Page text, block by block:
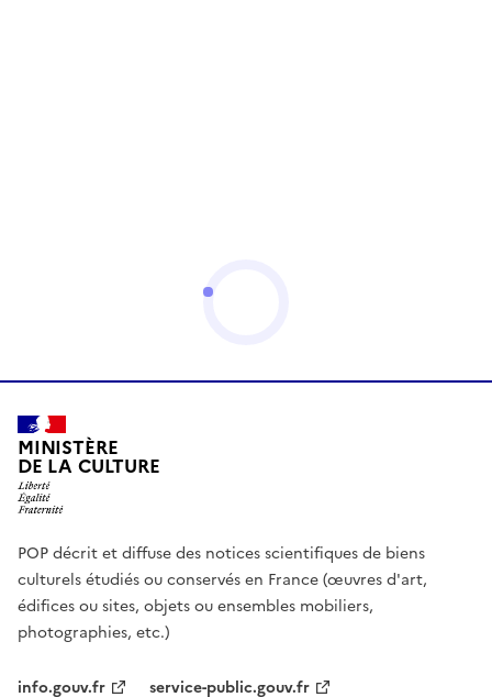
MINISTÈRE
DE LA CULTURE
POP décrit et diffuse des notices scientifiques de biens
culturels étudiés ou conservés en France (œuvres d'art,
édifices ou sites, objets ou ensembles mobiliers,
photographies, etc.)
info.gouv.fr service-public.gouv.fr